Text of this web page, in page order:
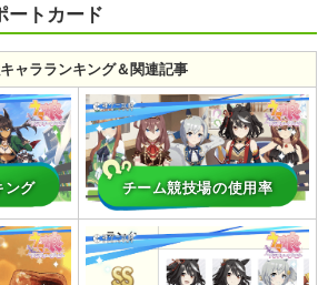
ートカード
ャラランキング＆関連記事
ング チーム競技場の使用率